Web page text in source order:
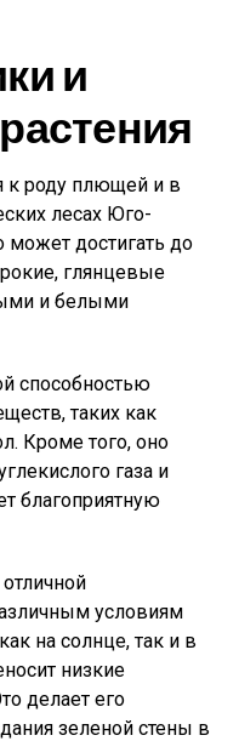
и
к роду плющей и в
лесах Юго-
может достигать до
глянцевые
и белыми
способностью
таких как
Кроме того, оно
газа и
благоприятную
условиям
на солнце, так и в
низкие
делает его
зеленой стены в